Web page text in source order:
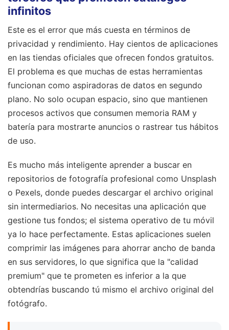
infinitos
Este es el error que más cuesta en términos de
privacidad y rendimiento. Hay cientos de aplicaciones
en las tiendas oficiales que ofrecen fondos gratuitos.
El problema es que muchas de estas herramientas
funcionan como aspiradoras de datos en segundo
plano. No solo ocupan espacio, sino que mantienen
procesos activos que consumen memoria RAM y
batería para mostrarte anuncios o rastrear tus hábitos
de uso.
Es mucho más inteligente aprender a buscar en
repositorios de fotografía profesional como Unsplash
o Pexels, donde puedes descargar el archivo original
sin intermediarios. No necesitas una aplicación que
gestione tus fondos; el sistema operativo de tu móvil
ya lo hace perfectamente. Estas aplicaciones suelen
comprimir las imágenes para ahorrar ancho de banda
en sus servidores, lo que significa que la "calidad
premium" que te prometen es inferior a la que
obtendrías buscando tú mismo el archivo original del
fotógrafo.